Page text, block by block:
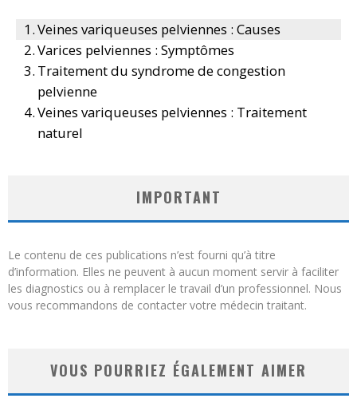
Veines variqueuses pelviennes : Causes
Varices pelviennes : Symptômes
Traitement du syndrome de congestion
pelvienne
Veines variqueuses pelviennes : Traitement
naturel
IMPORTANT
Le contenu de ces publications n’est fourni qu’à titre
d’information. Elles ne peuvent à aucun moment servir à faciliter
les diagnostics ou à remplacer le travail d’un professionnel. Nous
vous recommandons de contacter votre médecin traitant.
VOUS POURRIEZ ÉGALEMENT AIMER